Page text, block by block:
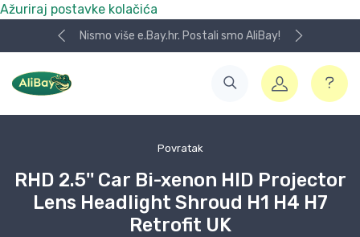
Ažuriraj postavke kolačića
Nismo više e.Bay.hr. Postali smo AliBay!
Povratak
RHD 2.5'' Car Bi-xenon HID Projector
Lens Headlight Shroud H1 H4 H7
Retrofit UK